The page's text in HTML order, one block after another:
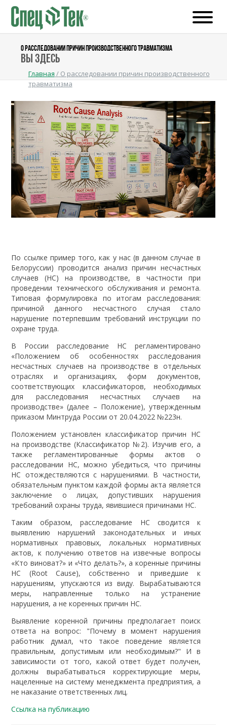
О РАССЛЕДОВАНИИ ПРИЧИН ПРОИЗВОДСТВЕННОГО ТРАВМАТИЗМА
Вы здесь
Главная / О расследовании причин производственного
травматизма
По ссылке пример того, как у нас (в данном случае в
Белоруссии) проводится анализ причин несчастных
случаев (НС) на производстве, в частности при
проведении технического обслуживания и ремонта.
Типовая формулировка по итогам расследования:
причиной данного несчастного случая стало
нарушение потерпевшим требований инструкции по
охране труда.
В России расследование НС регламентировано
«Положением об особенностях расследования
несчастных случаев на производстве в отдельных
отраслях и организациях, форм документов,
соответствующих классификаторов, необходимых
для расследования несчастных случаев на
производстве» (далее – Положение), утвержденным
приказом Минтруда России от 20.04.2022 №223н.
Положением установлен классификатор причин НС
на производстве (Классификатор №2). Изучив его, а
также регламентированные формы актов о
расследовании НС, можно убедиться, что причины
НС отождествляются с нарушениями. В частности,
обязательным пунктом каждой формы акта является
заключение о лицах, допустивших нарушения
требований охраны труда, явившиеся причинами НС.
Таким образом, расследование НС сводится к
выявлению нарушений законодательных и иных
нормативных правовых, локальных нормативных
актов, к получению ответов на извечные вопросы
«Кто виноват?» и «Что делать?», а коренные причины
НС (Root Cause), собственно и приведшие к
нарушениям, упускаются из виду. Вырабатываются
меры, направленные только на устранение
нарушения, а не коренных причин НС.
Выявление коренной причины предполагает поиск
ответа на вопрос: "Почему в момент нарушения
работник думал, что такое поведение является
правильным, допустимым или необходимым?" И в
зависимости от того, какой ответ будет получен,
должны вырабатываться корректирующие меры,
нацеленные на систему менеджмента предприятия, а
не наказание ответственных лиц.
Ссылка на публикацию